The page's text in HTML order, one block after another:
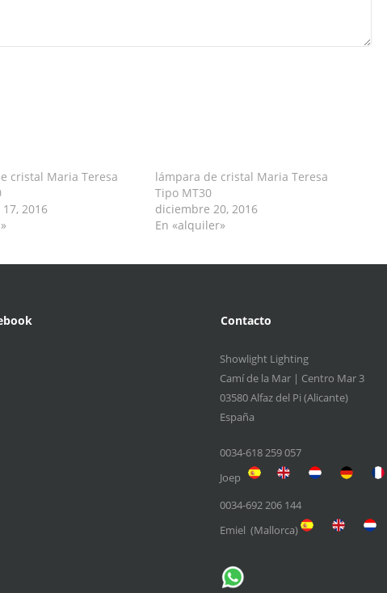
cristal Maria Teresa
2016
lámpara de cristal Maria Teresa
Tipo MT30
diciembre 20, 2016
En «alquiler»
Contacto
Showlight Lighting
Camí de la Mar | Centro Mar 3
03580 Alfaz del Pi (Alicante)
España
0034-618 259 057
Joep
0034-692 206 144
Emiel (Mallorca)